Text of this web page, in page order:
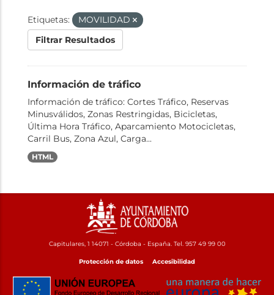
Etiquetas:
MOVILIDAD
Filtrar Resultados
Información de tráfico
Información de tráfico: Cortes Tráfico, Reservas
Minusválidos, Zonas Restringidas, Bicicletas,
Última Hora Tráfico, Aparcamiento Motocicletas,
Carril Bus, Zona Azul, Carga...
HTML
Capitulares, 1 14071 - Córdoba - España. Tel. 957 49 99 00
Protección de datos Accesibilidad